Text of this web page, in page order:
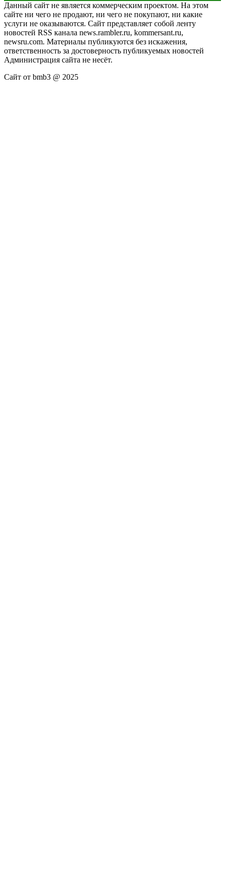
Данный сайт не является коммерческим проектом. На этом
сайте ни чего не продают, ни чего не покупают, ни какие
услуги не оказываются. Сайт представляет собой ленту
новостей RSS канала news.rambler.ru, kommersant.ru,
newsru.com. Материалы публикуются без искажения,
ответственность за достоверность публикуемых новостей
Администрация сайта не несёт.
Сайт от bmb3 @ 2025